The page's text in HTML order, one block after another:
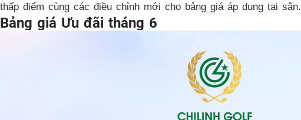
thấp điểm cùng các điều chỉnh mới cho bảng giá áp dụng tại sân.
Bảng giá Ưu đãi tháng 6